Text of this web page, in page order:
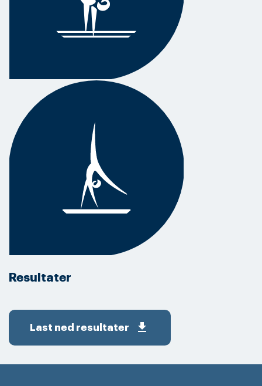
Resultater
Last ned resultater get_app